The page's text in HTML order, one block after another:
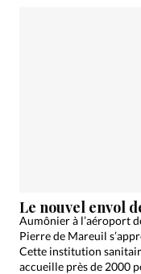
Le nouvel envol
Aumônier à l’aéroport
Pierre de Mareuil
Cette institution
accueille près de 2000